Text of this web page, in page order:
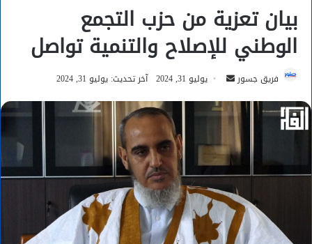
بيان تعزية من حزب التجمع
الوطني للإصلاح والتنمية تواصل
فريق جسور
أرسل
إلكترونيا
يوليو 31, 2024 آخر تحديث: يوليو 31, 2024